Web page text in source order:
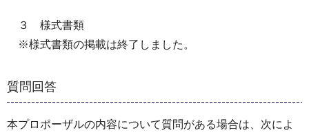
３ 様式書類
※様式書類の掲載は終了しました。
質問回答
本プロポーザルの内容について質問がある場合は、次によ